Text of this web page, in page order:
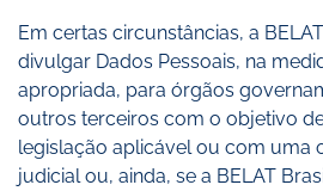
Em certas circunstâncias, a
divulgar Dados Pessoais, na
apropriada, para órgãos
outros terceiros com o objetivo
legislação aplicável ou com uma
judicial ou, ainda, se a BELAT